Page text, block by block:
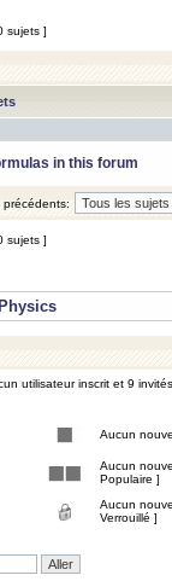
sujets ]
in this forum
précédents:
sujets ]
Physics
utilisateur inscrit et 9 invités
Aucun
Aucun
Populaire ]
Aucun
Verrouillé ]